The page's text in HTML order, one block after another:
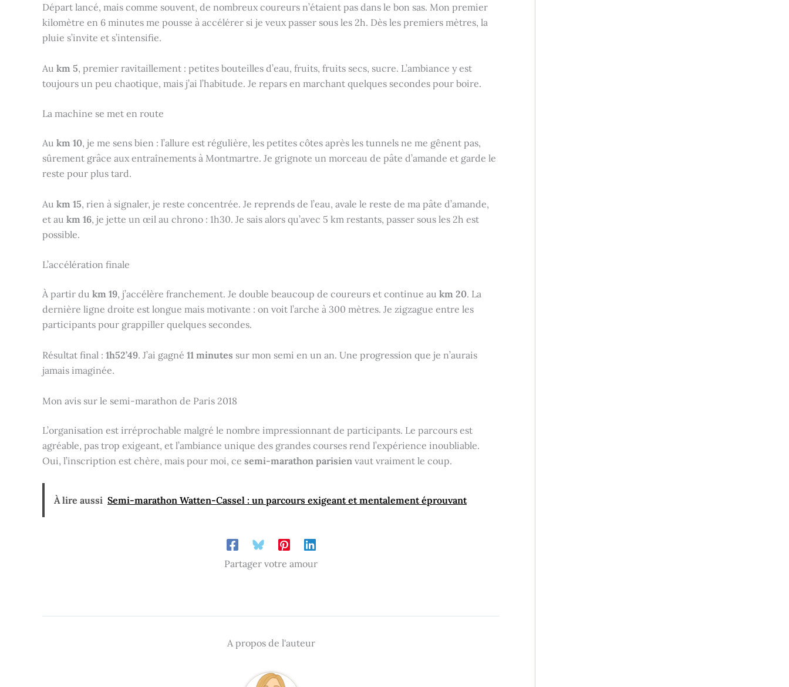
Départ lancé, mais comme souvent, de nombreux coureurs n’étaient pas dans le bon sas. Mon premier
kilomètre en 6 minutes me pousse à accélérer si je veux passer sous les 2h. Dès les premiers mètres, la
pluie s’invite et s’intensifie.
Au km 5, premier ravitaillement : petites bouteilles d’eau, fruits, fruits secs, sucre. L’ambiance y est
toujours un peu chaotique, mais j’ai l’habitude. Je repars en marchant quelques secondes pour boire.
La machine se met en route
Au km 10, je me sens bien : l’allure est régulière, les petites côtes après les tunnels ne me gênent pas,
sûrement grâce aux entraînements à Montmartre. Je grignote un morceau de pâte d’amande et garde le
reste pour plus tard.
Au km 15, rien à signaler, je reste concentrée. Je reprends de l’eau, avale le reste de ma pâte d’amande,
et au km 16, je jette un œil au chrono : 1h30. Je sais alors qu’avec 5 km restants, passer sous les 2h est
possible.
L’accélération finale
À partir du km 19, j’accélère franchement. Je double beaucoup de coureurs et continue au km 20. La
dernière ligne droite est longue mais motivante : on voit l’arche à 300 mètres. Je zigzague entre les
participants pour grappiller quelques secondes.
Résultat final : 1h52’49. J’ai gagné 11 minutes sur mon semi en un an. Une progression que je n’aurais
jamais imaginée.
Mon avis sur le semi-marathon de Paris 2018
L’organisation est irréprochable malgré le nombre impressionnant de participants. Le parcours est
agréable, pas trop exigeant, et l’ambiance unique des grandes courses rend l’expérience inoubliable.
Oui, l’inscription est chère, mais pour moi, ce semi-marathon parisien vaut vraiment le coup.
À lire aussi Semi-marathon Watten-Cassel : un parcours exigeant et mentalement éprouvant
Partager votre amour
A propos de l'auteur